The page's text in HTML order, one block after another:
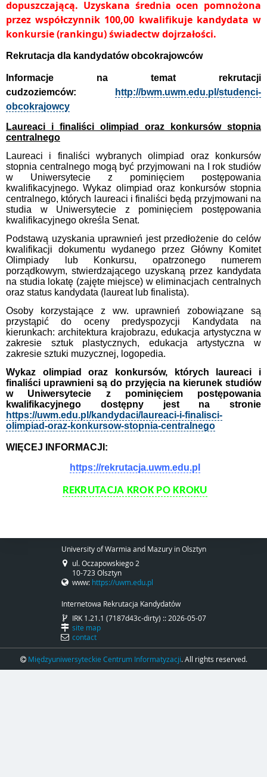
dopuszczającą. Uzyskana średnia ocen pomnożona
przez współczynnik 100,00 kwalifikuje kandydata w
konkursie (rankingu) świadectw dojrzałości.
Rekrutacja dla kandydatów obcokrajowców
Informacje na temat rekrutacji
cudzoziemców:
http://bwm.uwm.edu.pl/studenci-
obcokrajowcy
Laureaci i finaliści olimpiad oraz konkursów stopnia
centralnego
Laureaci i finaliści wybranych olimpiad oraz konkursów
stopnia centralnego mogą być przyjmowani na I rok studiów
w Uniwersytecie z pominięciem postępowania
kwalifikacyjnego. Wykaz olimpiad oraz konkursów stopnia
centralnego, których laureaci i finaliści będą przyjmowani na
studia w Uniwersytecie z pominięciem postępowania
kwalifikacyjnego określa Senat.
Podstawą uzyskania uprawnień jest przedłożenie do celów
kwalifikacji dokumentu wydanego przez Główny Komitet
Olimpiady lub Konkursu, opatrzonego numerem
porządkowym, stwierdzającego uzyskaną przez kandydata
na studia lokatę (zajęte miejsce) w eliminacjach centralnych
oraz status kandydata (laureat lub finalista).
Osoby korzystające z ww. uprawnień zobowiązane są
przystąpić do oceny predyspozycji Kandydata na
kierunkach: architektura krajobrazu, edukacja artystyczna w
zakresie sztuk plastycznych, edukacja artystyczna w
zakresie sztuki muzycznej, logopedia.
Wykaz olimpiad oraz konkursów, których laureaci i
finaliści uprawnieni są do przyjęcia na kierunek studiów
w Uniwersytecie z pominięciem postępowania
kwalifikacyjnego dostępny jest na stronie
https://uwm.edu.pl/kandydaci/laureaci-i-finalisci-
olimpiad-oraz-konkursow-stopnia-centralnego
WIĘCEJ INFORMACJI:
https://rekrutacja.uwm.edu.pl
REKRUTACJA KROK PO KROKU
University of Warmia and Mazury in Olsztyn
ul. Oczapowskiego 2
10-723 Olsztyn
www: https://uwm.edu.pl
Internetowa Rekrutacja Kandydatów
IRK 1.21.1 (7187d43c-dirty) :: 2026-05-07
site map
contact
Międzyuniwersyteckie Centrum Informatyzacji. All rights reserved.